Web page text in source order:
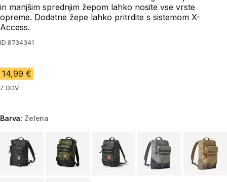
in manjšim sprednjim žepom lahko nosite vse vrste
opreme. Dodatne žepe lahko pritrdite s sistemom X-
Access.
ID 8734341
14,99 €
Z DDV
Barva: Zelena
Choose a variant